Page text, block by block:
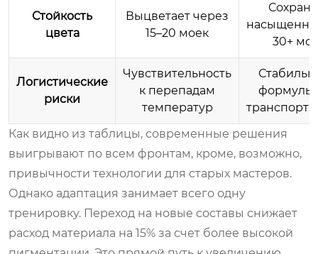
Стойкость
цвета
Выцветает через
15–20 моек
30+
Логистические
риски
Чувствительность
к перепадам
температур
формулы
Как видно из таблицы, современные решения
выигрывают по всем фронтам, кроме, возможно,
привычности технологии для старых мастеров.
Однако адаптация занимает всего одну
тренировку. Переход на новые составы снижает
расход материала на 15% за счет более высокой